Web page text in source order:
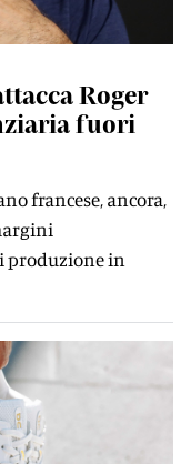
Roger
fuori
francese, ancora,
produzione in